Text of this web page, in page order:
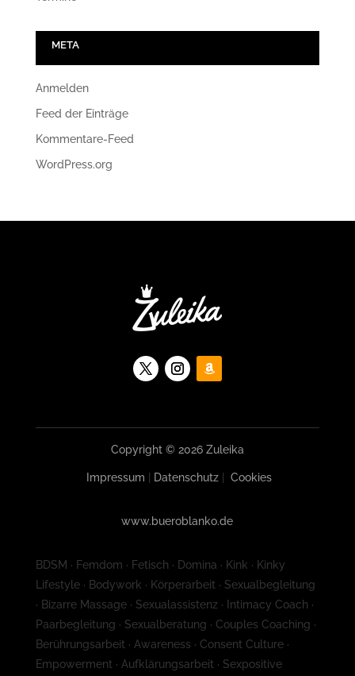
META
Anmelden
Feed der Einträge
Kommentare-Feed
WordPress.org
Copyright © 2026 Zuleika
Impressum Datenschutz| Cookies
www.bueroblanko.de
BDSM · Femdom · Fetisch · Domina · Kink · Kinky
Lifestyle · Bodywork · Körperarbeit · Sexualbegleitung
· Bizarre Massage · Sexualassistenz · Intimacy Coach ·
Paarbegleitung · Sexualberatung · Couples Coaching ·
Berührungsarbeit · Awareness · Consent Culture ·
Empowerment · Aufklärungsarbeit · Sexpositive